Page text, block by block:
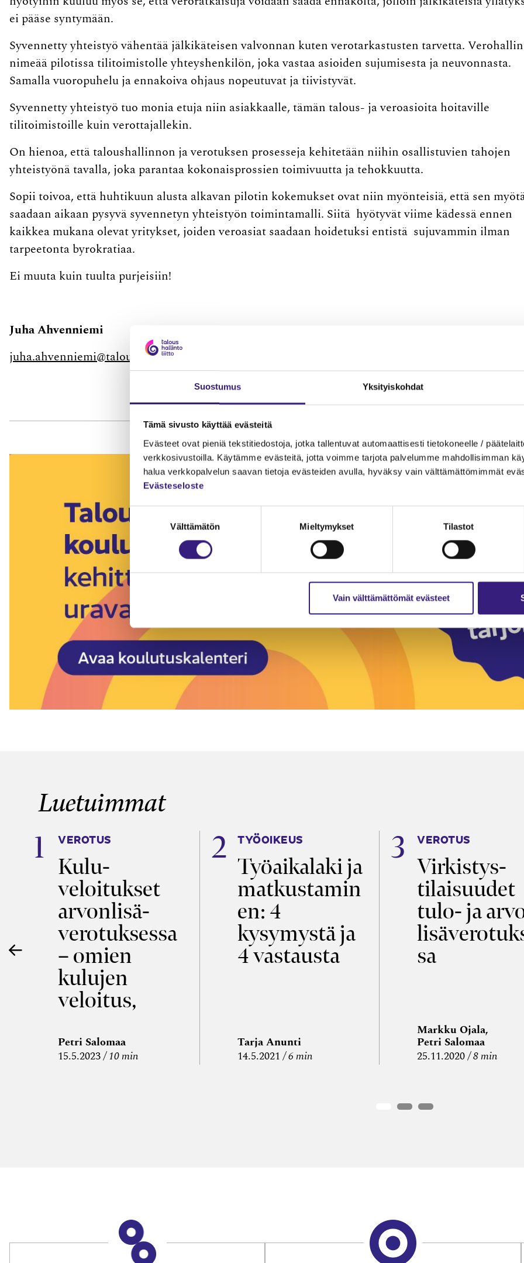
Suostumus Yksityiskohdat
Tämä sivusto käyttää evästeitä
Evästeet ovat pieniä tekstitiedostoja, jotka tallentuvat automaattisesti tietokoneelle /
verkkosivustoilla. Käytämme evästeitä, jotta voimme tarjota palvelumme mahdollisimman
halua verkkopalvelun saavan tietoja evästeiden avulla, hyväksy vain välttämättömimmät
Evästeseloste
valinta
Välttämätön Mieltymykset Tilastot
Vain välttämättömät evästeet
ei pääse syntymään.
Syvennetty yhteistyö vähentää jälkikäteisen valvonnan kuten verotarkastusten tarvetta.
nimeää pilotissa tilitoimistolle yhteyshenkilön, joka vastaa asioiden sujumisesta ja neuvonnasta.
Samalla vuoropuhelu ja ennakoiva ohjaus nopeutuvat ja tiivistyvät.
Syvennetty yhteistyö tuo monia etuja niin asiakkaalle, tämän talous- ja veroasioita hoitaville
tilitoimistoille kuin verottajallekin.
On hienoa, että taloushallinnon ja verotuksen prosesseja kehitetään niihin osallistuvien tahojen
yhteistyönä tavalla, joka parantaa kokonaisprossien toimivuutta ja tehokkuutta.
Sopii toivoa, että huhtikuun alusta alkavan pilotin kokemukset ovat niin myönteisiä, että sen myötä
saadaan aikaan pysyvä syvennetyn yhteistyön toimintamalli. Siitä hyötyvät viime kädessä ennen
kaikkea mukana olevat yritykset, joiden veroasiat saadaan hoidetuksi entistä sujuvammin ilman
tarpeetonta byrokratiaa.
Ei muuta kuin tuulta purjeisiin!
Juha Ahvenniemi
juha.ahvenniemi@taloushallintoliitto.fi
MAINOS
Luetuimmat
VEROTUS
Kulu­
veloitukset
arvon­lisä­
verotuksessa
– omien
kulujen
veloitus,
edelleen­
veloitus ja
Petri Salomaa
15.5.2023 10 min
TYÖOIKEUS
Työaikalaki ja
matkustamin
en: 4
kysymystä ja
4 vastausta
Tarja Anunti
14.5.2021
6 min
VEROTUS
Virkistys­
tilaisuudet
tulo- ja
sa
Markku Ojala,
Petri Salomaa
25.11.2020 8 min